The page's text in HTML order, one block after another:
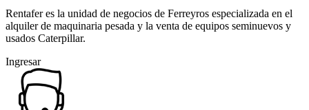
Rentafer es la unidad de negocios de Ferreyros especializada en el
alquiler de maquinaria pesada y la venta de equipos seminuevos y
usados Caterpillar.
Ingresar